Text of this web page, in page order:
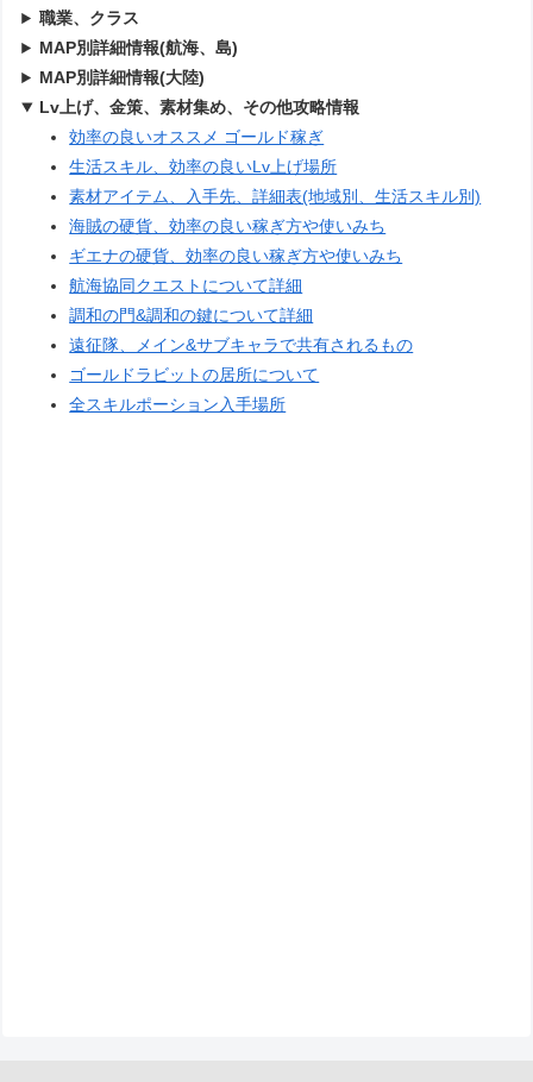
職業、クラス
MAP別詳細情報(航海、島)
MAP別詳細情報(大陸)
Lv上げ、金策、素材集め、その他攻略情報
効率の良いオススメ ゴールド稼ぎ
生活スキル、効率の良いLv上げ場所
素材アイテム、入手先、詳細表(地域別、生活スキル別)
海賊の硬貨、効率の良い稼ぎ方や使いみち
ギエナの硬貨、効率の良い稼ぎ方や使いみち
航海協同クエストについて詳細
調和の門&調和の鍵について詳細
遠征隊、メイン&サブキャラで共有されるもの
ゴールドラビットの居所について
全スキルポーション入手場所